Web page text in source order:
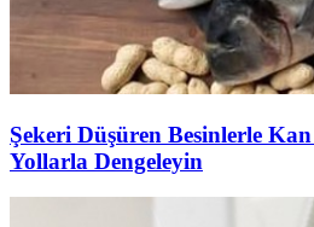
Şekeri Düşüren Besinlerle
Yollarla Dengeleyin